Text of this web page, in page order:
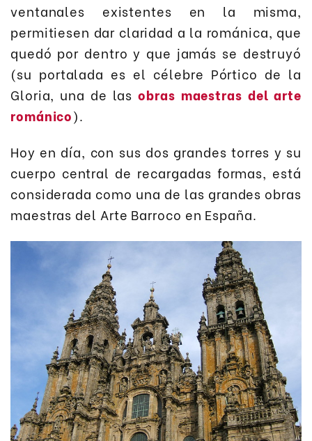
ventanales existentes en la misma,
permitiesen dar claridad a la románica, que
quedó por dentro y que jamás se destruyó
(su portalada es el célebre Pórtico de la
Gloria, una de lasobras maestras del arte
románico).
Hoy en día, con sus dos grandes torres y su
cuerpo central de recargadas formas, está
considerada como una de las grandes obras
maestras del Arte Barroco en España.